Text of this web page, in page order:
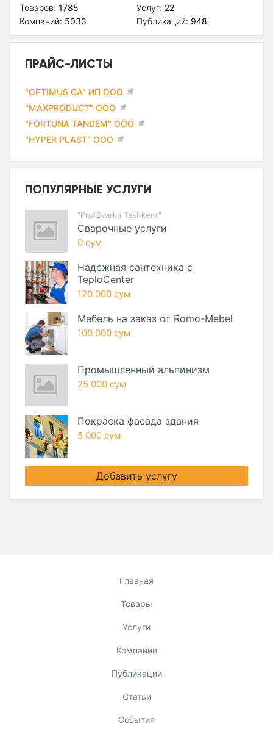
Товаров: 1785
Компаний: 5033
Услуг: 22
Публикаций: 948
ПРАЙС-ЛИСТЫ
"OPTIMUS CA" ИП ООО
"MAXPRODUCT" ООО
"FORTUNA TANDEM" ООО
"HYPER PLAST" ООО
ПОПУЛЯРНЫЕ УСЛУГИ
"ProfSvarka Tashkent"
Сварочные услуги
0 сум
Надежная сантехника с
TeploCenter
120 000 сум
Мебель на заказ от Romo-Mebel
100 000 сум
Промышленный альпинизм
25 000 сум
Покраска фасада здания
5 000 сум
Добавить услугу
Главная
Товары
Услуги
Компании
Публикации
Статьи
События